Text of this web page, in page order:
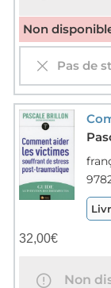
Non
Pas de
32,00€
Non